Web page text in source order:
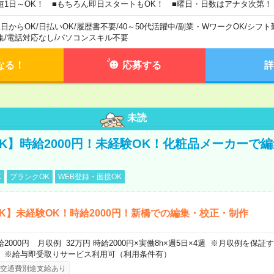
1日～OK！ ■もちろん即日スタートもOK！ ■曜日・日数はアナタ次第！
からOK/日払いOK/履歴書不要/40～50代活躍中/副業・WワークOK/シフト
/電話対応なし/パソコンスキル不要
る！ 応募する
未読
】時給2000円！未経験OK！化粧品メーカーで
ブランクOK WEB登録・面接OK
】未経験OK！時給2000円！新橋での編集・校正・制作
2000円 月収例 32万円 時給2000円×実働8h×週5日×4週 ※月収例を保証す
※給与即受取りサービス利用可（利用条件有）
交通費別途支給あり